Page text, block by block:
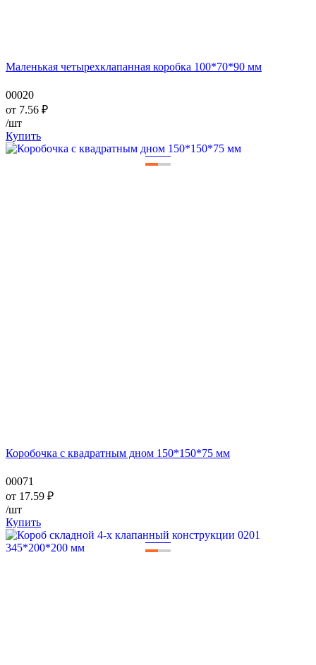
Маленькая четырехклапанная коробка 100*70*90 мм
00020
от 7.56 ₽
/шт
Купить
——
Коробочка с квадратным дном 150*150*75 мм
00071
от 17.59 ₽
/шт
Купить
——